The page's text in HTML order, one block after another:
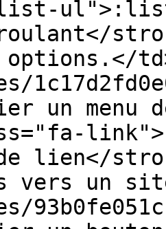
un menu
lien</
vers un